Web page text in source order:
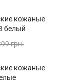
кожаные
белый
грн.
кожаные